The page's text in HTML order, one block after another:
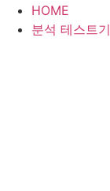
HOME
분석 테스트기